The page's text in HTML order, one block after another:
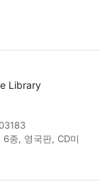
Library
종, 영국판, CD미